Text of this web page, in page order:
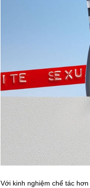
Với kinh nghiệm chế tác